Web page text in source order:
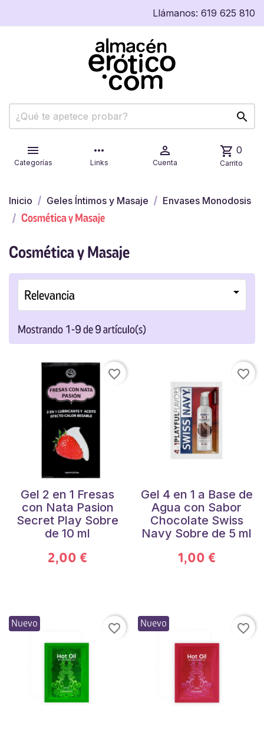
Llámanos: 619 625 810


Categorías
more_horiz
Links

Cuenta
shopping_cart 0
Carrito
Inicio Geles Íntimos y Masaje Envases Monodosis
Cosmética y Masaje
Cosmética y Masaje
Relevancia 
Mostrando 1-9 de 9 artículo(s)
Gel 2 en 1 Fresas
con Nata Pasion
Secret Play Sobre
de 10 ml
2,00 €
favorite_border
Gel 4 en 1 a Base de
Agua con Sabor
Chocolate Swiss
Navy Sobre de 5 ml
1,00 €
favorite_border
Nuevo favorite_border Nuevo favorite_border